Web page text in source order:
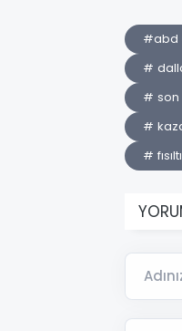
#abd
#
# son
#
#